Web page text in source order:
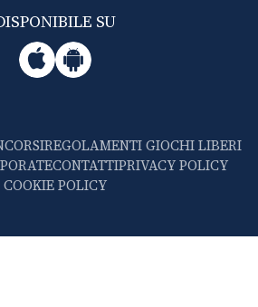
SU
REGOLAMENTI GIOCHI LIBERI
CONTATTIPRIVACY POLICY
COOKIE POLICY